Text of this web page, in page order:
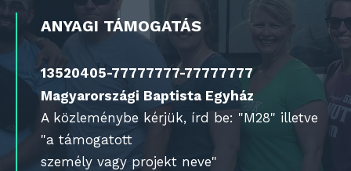
ANYAGI TÁMOGATÁS
13520405-77777777-77777777
Magyarországi Baptista Egyház
A közleménybe kérjük, írd be: "M28" illetve
"a támogatott
személy vagy projekt neve"